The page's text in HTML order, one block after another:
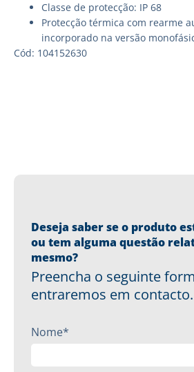
Classe de protecção: IP 68
Protecção térmica com rearme
incorporado na versão
Cód: 104152630
Deseja saber se o produto
ou tem alguma questão
mesmo?
Preencha o seguinte
entraremos em contacto.
Nome*